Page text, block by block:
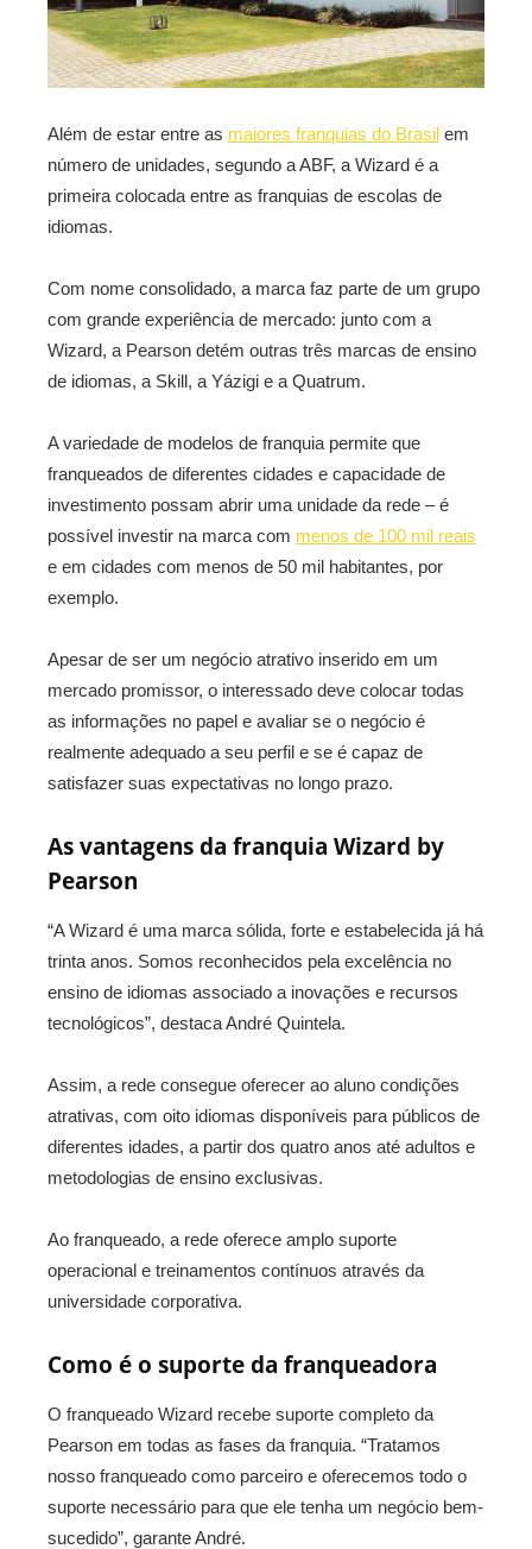
Além de estar entre as maiores franquias do Brasil em
número de unidades, segundo a ABF, a Wizard é a
primeira colocada entre as franquias de escolas de
idiomas.
Com nome consolidado, a marca faz parte de um grupo
com grande experiência de mercado: junto com a
Wizard, a Pearson detém outras três marcas de ensino
de idiomas, a Skill, a Yázigi e a Quatrum.
A variedade de modelos de franquia permite que
franqueados de diferentes cidades e capacidade de
investimento possam abrir uma unidade da rede – é
possível investir na marca com menos de 100 mil reais
e em cidades com menos de 50 mil habitantes, por
exemplo.
Apesar de ser um negócio atrativo inserido em um
mercado promissor, o interessado deve colocar todas
as informações no papel e avaliar se o negócio é
realmente adequado a seu perfil e se é capaz de
satisfazer suas expectativas no longo prazo.
As vantagens da franquia Wizard by
Pearson
“A Wizard é uma marca sólida, forte e estabelecida já há
trinta anos. Somos reconhecidos pela excelência no
ensino de idiomas associado a inovações e recursos
tecnológicos”, destaca André Quintela.
Assim, a rede consegue oferecer ao aluno condições
atrativas, com oito idiomas disponíveis para públicos de
diferentes idades, a partir dos quatro anos até adultos e
metodologias de ensino exclusivas.
Ao franqueado, a rede oferece amplo suporte
operacional e treinamentos contínuos através da
universidade corporativa.
Como é o suporte da franqueadora
O franqueado Wizard recebe suporte completo da
Pearson em todas as fases da franquia. “Tratamos
nosso franqueado como parceiro e oferecemos todo o
suporte necessário para que ele tenha um negócio bem-
sucedido”, garante André.